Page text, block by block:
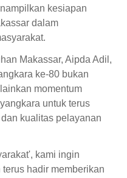
kesiapan
dalam
Makassar, Aipda Adil,
ke-80 bukan
momentum
untuk terus
kualitas pelayanan
kami ingin
hadir memberikan